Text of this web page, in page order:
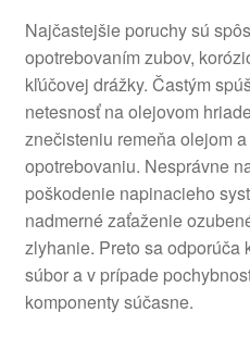
Najčastejšie poruchy sú
opotrebovaním zubov,
kľúčovej drážky. Častým
netesnosť na olejovom
znečisteniu remeňa olejom
opotrebovaniu. Nesprávne
poškodenie napinacieho
nadmerné zaťaženie
zlyhanie. Preto sa odporúča
súbor a v prípade
komponenty súčasne.